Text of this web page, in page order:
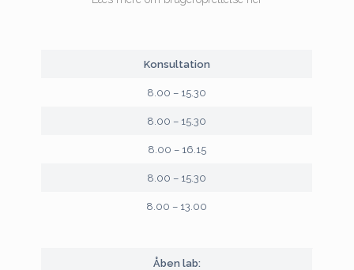
Konsultation
8.00 – 15.30
8.00 – 15.30
8.00 – 16.15
8.00 – 15.30
8.00 – 13.00
Åben lab: